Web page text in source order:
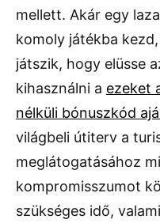
mellett. Akár egy
komoly játékba
játszik, hogy elüsse
kihasználni a ezeket
nélküli bónuszkód
világbeli útiterv a
meglátogatásához
kompromisszumot
szükséges idő,